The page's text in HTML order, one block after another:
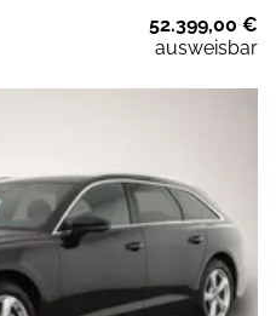
52.399,00 €
ausweisbar